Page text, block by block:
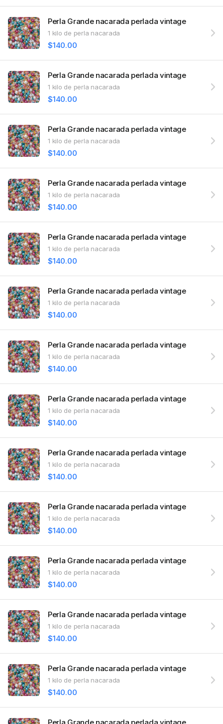
Perla Grande nacarada perlada vintage
1 kilo de perla nacarada
$140.00
Perla Grande nacarada perlada vintage
1 kilo de perla nacarada
$140.00
Perla Grande nacarada perlada vintage
1 kilo de perla nacarada
$140.00
Perla Grande nacarada perlada vintage
1 kilo de perla nacarada
$140.00
Perla Grande nacarada perlada vintage
1 kilo de perla nacarada
$140.00
Perla Grande nacarada perlada vintage
1 kilo de perla nacarada
$140.00
Perla Grande nacarada perlada vintage
1 kilo de perla nacarada
$140.00
Perla Grande nacarada perlada vintage
1 kilo de perla nacarada
$140.00
Perla Grande nacarada perlada vintage
1 kilo de perla nacarada
$140.00
Perla Grande nacarada perlada vintage
1 kilo de perla nacarada
$140.00
Perla Grande nacarada perlada vintage
1 kilo de perla nacarada
$140.00
Perla Grande nacarada perlada vintage
1 kilo de perla nacarada
$140.00
Perla Grande nacarada perlada vintage
1 kilo de perla nacarada
$140.00